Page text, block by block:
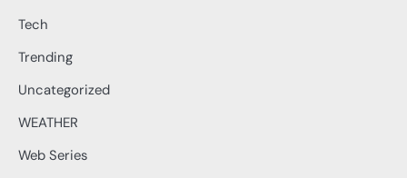
Tech
Trending
Uncategorized
WEATHER
Web Series